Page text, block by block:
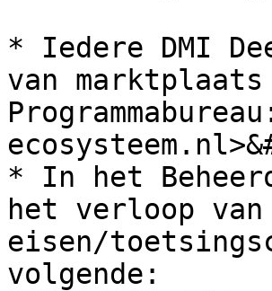
* Iedere DMI
van
* In het
het verloop
eisen/
volgende: